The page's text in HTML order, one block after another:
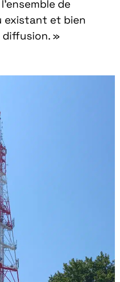
de
existant et bien
diffusion. »